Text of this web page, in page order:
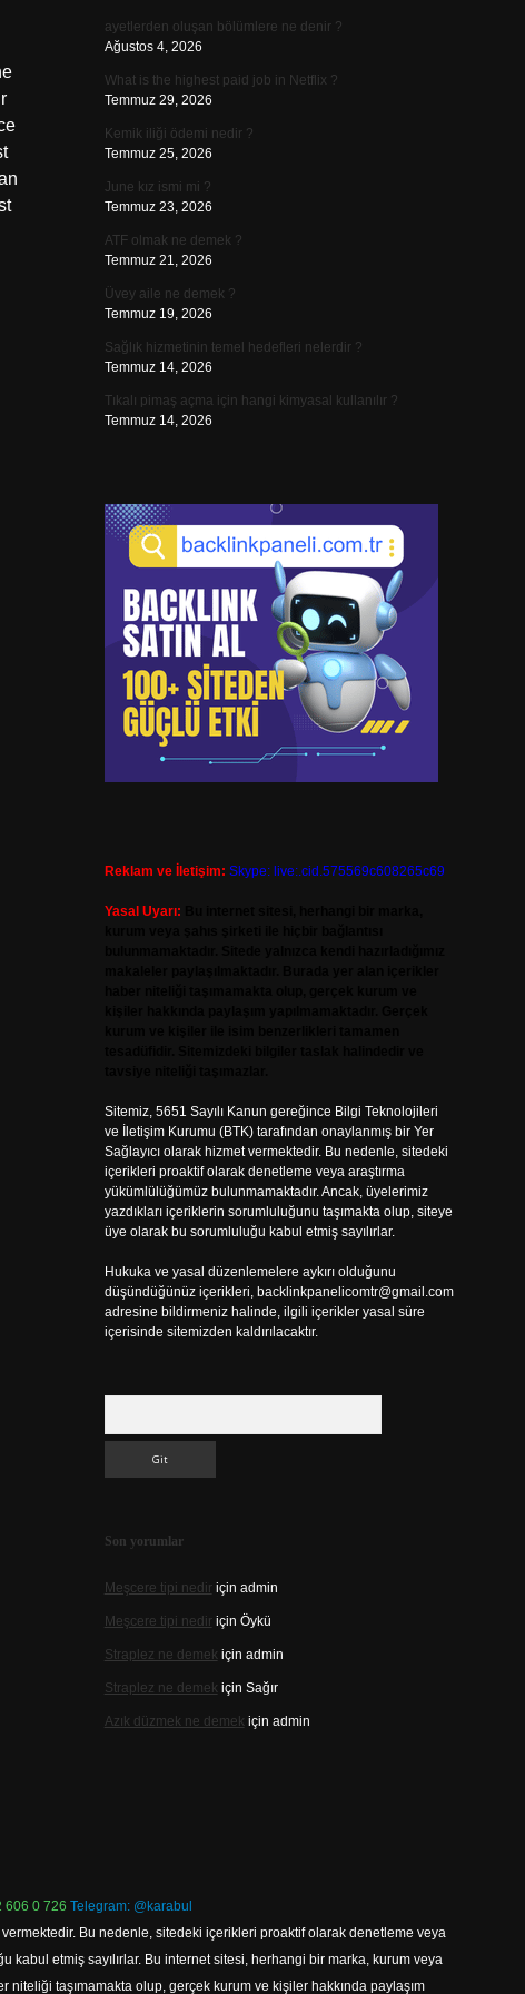
ayetlerden oluşan bölümlere ne denir ?
Ağustos 4, 2026
What is the highest paid job in Netflix ?
Temmuz 29, 2026
Kemik iliği ödemi nedir ?
Temmuz 25, 2026
June kız ismi mi ?
Temmuz 23, 2026
ATF olmak ne demek ?
Temmuz 21, 2026
Üvey aile ne demek ?
Temmuz 19, 2026
Sağlık hizmetinin temel hedefleri nelerdir ?
Temmuz 14, 2026
Tıkalı pimaş açma için hangi kimyasal kullanılır ?
Temmuz 14, 2026
Reklam ve İletişim: Skype: live:.cid.575569c608265c69
Yasal Uyarı:
Sitemiz, 5651 Sayılı Kanun gereğince Bilgi Teknolojileri
ve İletişim Kurumu (BTK) tarafından onaylanmış bir Yer
Sağlayıcı olarak hizmet vermektedir. Bu nedenle, sitedeki
içerikleri proaktif olarak denetleme veya araştırma
yükümlülüğümüz bulunmamaktadır. Ancak, üyelerimiz
yazdıkları içeriklerin sorumluluğunu taşımakta olup, siteye
üye olarak bu sorumluluğu kabul etmiş sayılırlar.
Hukuka ve yasal düzenlemelere aykırı olduğunu
düşündüğünüz içerikleri, backlinkpanelicomtr@gmail.com
adresine bildirmeniz halinde, ilgili içerikler yasal süre
içerisinde sitemizden kaldırılacaktır.
Son yorumlar
Meşcere tipi nediriçin admin
Meşcere tipi nediriçin Öykü
Straplez ne demek için admin
Straplez ne demek için Sağır
Azık düzmek ne demek için admin
606 0 726 Telegram: @karabul
Bu nedenle, sitedeki içerikleri proaktif olarak denetleme veya
kabul etmiş sayılırlar. Bu internet sitesi, herhangi bir marka, kurum veya
niteliği taşımamakta olup, gerçek kurum ve kişiler hakkında paylaşım